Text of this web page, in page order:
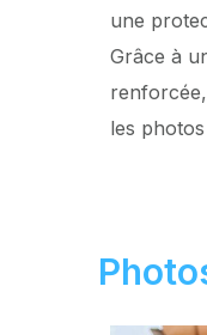
une
Grâce à
les